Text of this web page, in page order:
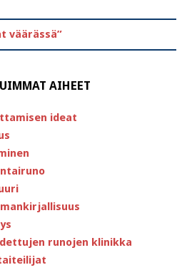
väärässä”
AIHEET
ideat
runojen klinikka